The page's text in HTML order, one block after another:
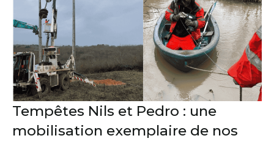
Tempêtes Nils et Pedro : une
mobilisation exemplaire de nos